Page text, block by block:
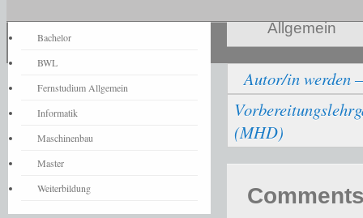
Allgemein
Autor/in werden
(MHD)
Bachelor
BWL
Fernstudium Allgemein
Informatik
Maschinenbau
Master
Weiterbildung